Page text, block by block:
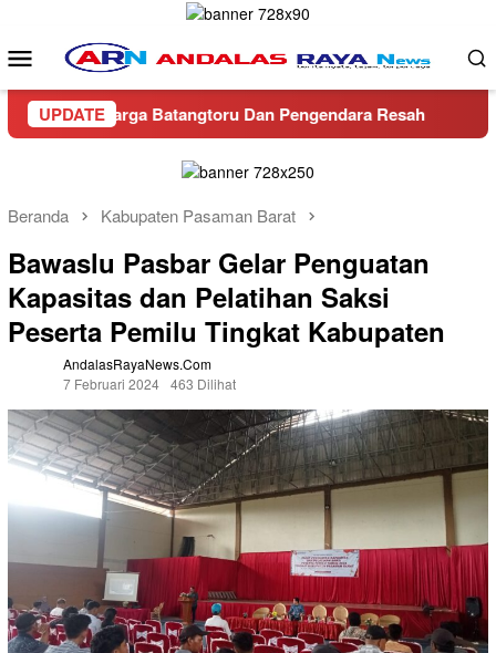
konten
Menu
Mobile
UPDATE
Warga Batangtoru Dan Pengendara Resah
Beranda Kabupaten Pasaman Barat
Bawaslu Pasbar Gelar Penguatan
Kapasitas dan Pelatihan Saksi
Peserta Pemilu Tingkat Kabupaten
AndalasRayaNews.com
7 Februari 2024 463 Dilihat